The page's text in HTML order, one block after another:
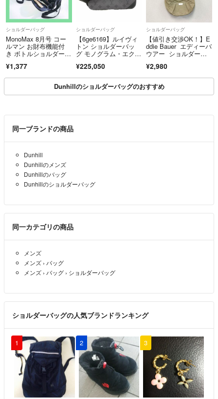
ショルダーバッグ
MonoMax 8月号 コー
ルマン お財布機能付
き ボトルショルダーバ
¥1,377
ショルダーバッグ
【6ge6169】ルイヴィ
トン ショルダーバッ
グ モノグラム・エクリ
メッセンジャー M6944
3 ブラック グレー【中
古】メンズ
¥225,050
ショルダーバッグ
【値引き交渉OK！】E
ddie Bauer エディーバ
ウアー ショルダーバ
¥2,980
Dunhillのショルダーバッグのおすすめ
同一ブランドの商品
Dunhill
Dunhillのメンズ
Dunhillのバッグ
Dunhillのショルダーバッグ
同一カテゴリの商品
メンズ
メンズ › バッグ
メンズ › バッグ › ショルダーバッグ
ショルダーバッグの人気ブランドランキング
1 2 3